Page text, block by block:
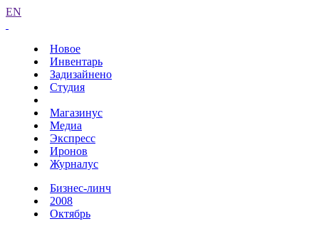
EN
Новое
Инвентарь
Задизайнено
Студия
Магазинус
Медиа
Экспресс
Иронов
Журналус
Бизнес-линч
2008
Октябрь